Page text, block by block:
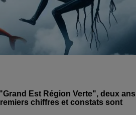
Est Région Verte", deux ans
chiffres et constats sont